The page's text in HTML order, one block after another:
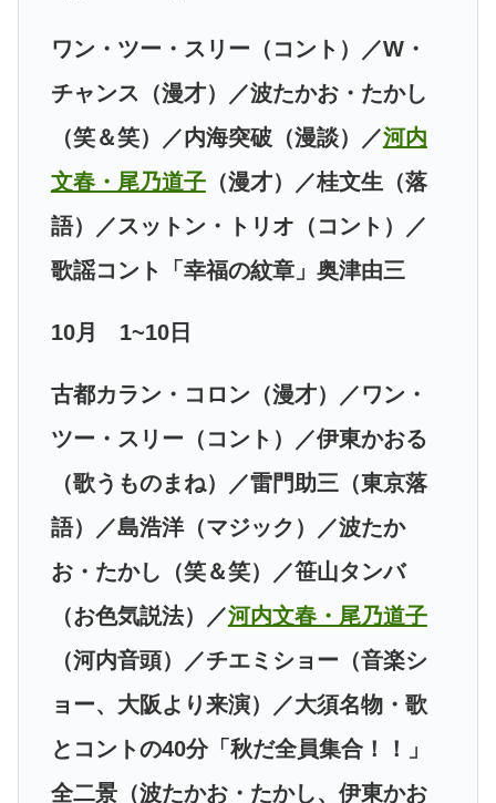
ワン・ツー・スリー（コント）／W・
チャンス（漫才）／波たかお・たかし
（笑＆笑）／内海突破（漫談）／河内
文春・尾乃道子（漫才）／桂文生（落
語）／スットン・トリオ（コント）／
歌謡コント「幸福の紋章」奥津由三
10月 1~10日
古都カラン・コロン（漫才）／ワン・
ツー・スリー（コント）／伊東かおる
（歌うものまね）／雷門助三（東京落
語）／島浩洋（マジック）／波たか
お・たかし（笑＆笑）／笹山タンバ
（お色気説法）／河内文春・尾乃道子
（河内音頭）／チエミショー（音楽シ
ョー、大阪より来演）／大須名物・歌
とコントの40分「秋だ全員集合！！」
全二景（波たかお・たかし、伊東かお